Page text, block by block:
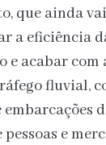
que ainda
a eficiência
e acabar com
fluvial,
e